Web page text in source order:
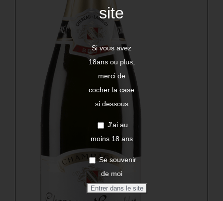
site
Si vous avez
18ans ou plus,
merci de
cocher la case
si dessous
J'ai au
moins 18 ans
Se souvenir
de moi